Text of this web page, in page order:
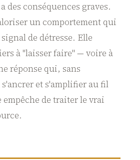
des conséquences graves.
un comportement qui
de détresse. Elle
à "laisser faire" — voire à
réponse qui, sans
et s'amplifier au fil
empêche de traiter le vrai